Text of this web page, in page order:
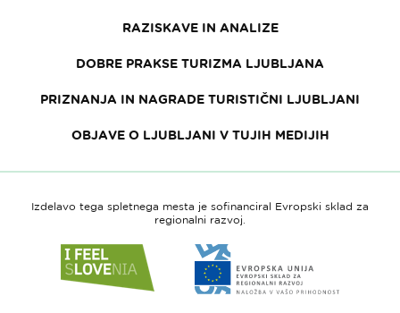
RAZISKAVE IN ANALIZE
DOBRE PRAKSE TURIZMA LJUBLJANA
PRIZNANJA IN NAGRADE TURISTIČNI LJUBLJANI
OBJAVE O LJUBLJANI V TUJIH MEDIJIH
Izdelavo tega spletnega mesta je sofinanciral Evropski sklad za
regionalni razvoj.
do
spletne
do
spletne